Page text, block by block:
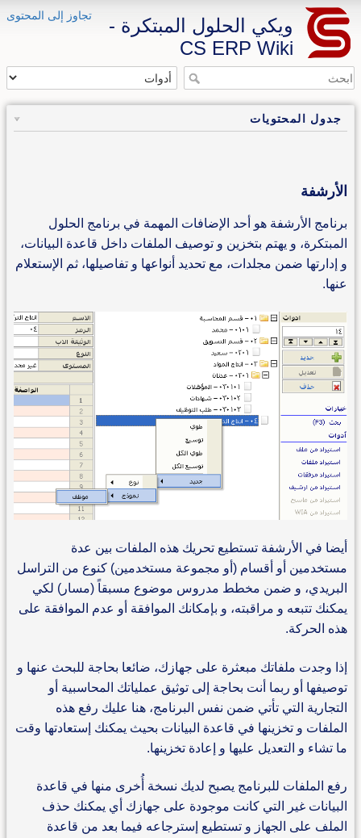
تجاوز إلى المحتوى
ويكي الحلول المبتكرة -
CS ERP Wiki
جدول المحتويات
الأرشفة
برنامج الأرشفة هو أحد الإضافات المهمة في برنامج الحلول
المبتكرة، و يهتم بتخزين و توصيف الملفات داخل قاعدة البيانات،
و إدارتها ضمن مجلدات، مع تحديد أنواعها و تفاصيلها، ثم الإستعلام
عنها.
أيضا في الأرشفة تستطيع تحريك هذه الملفات بين عدة
مستخدمين أو أقسام (أو مجموعة مستخدمين) كنوع من التراسل
البريدي، و ضمن مخطط مدروس موضوع مسبقاً (مسار) لكي
يمكنك تتبعه و مراقبته، و بإمكانك الموافقة أو عدم الموافقة على
هذه الحركة.
إذا وجدت ملفاتك مبعثرة على جهازك، ضائعا بحاجة للبحث عنها و
توصيفها أو ربما أنت بحاجة إلى توثيق عملياتك المحاسبية أو
التجارية التي تأتي ضمن نفس البرنامج، هنا عليك رفع هذه
الملفات و تخزينها في قاعدة البيانات بحيث يمكنك إستعادتها وقت
ما تشاء و التعديل عليها و إعادة تخزينها.
رفع الملفات للبرنامج يصبح لديك نسخة أُخرى منها في قاعدة
البيانات غير التي كانت موجودة على جهازك أي يمكنك حذف
الملف على الجهاز و تستطيع إسترجاعه فيما بعد من قاعدة